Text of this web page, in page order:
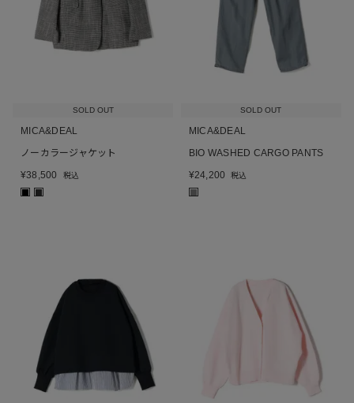
SOLD OUT
MICA&DEAL
ノーカラージャケット
¥38,500 税込
■ ■
SOLD OUT
MICA&DEAL
BIO WASHED CARGO PANTS
¥24,200 税込
■